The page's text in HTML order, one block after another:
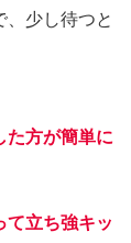
少し待つと
た方が簡単に
て立ち強キッ